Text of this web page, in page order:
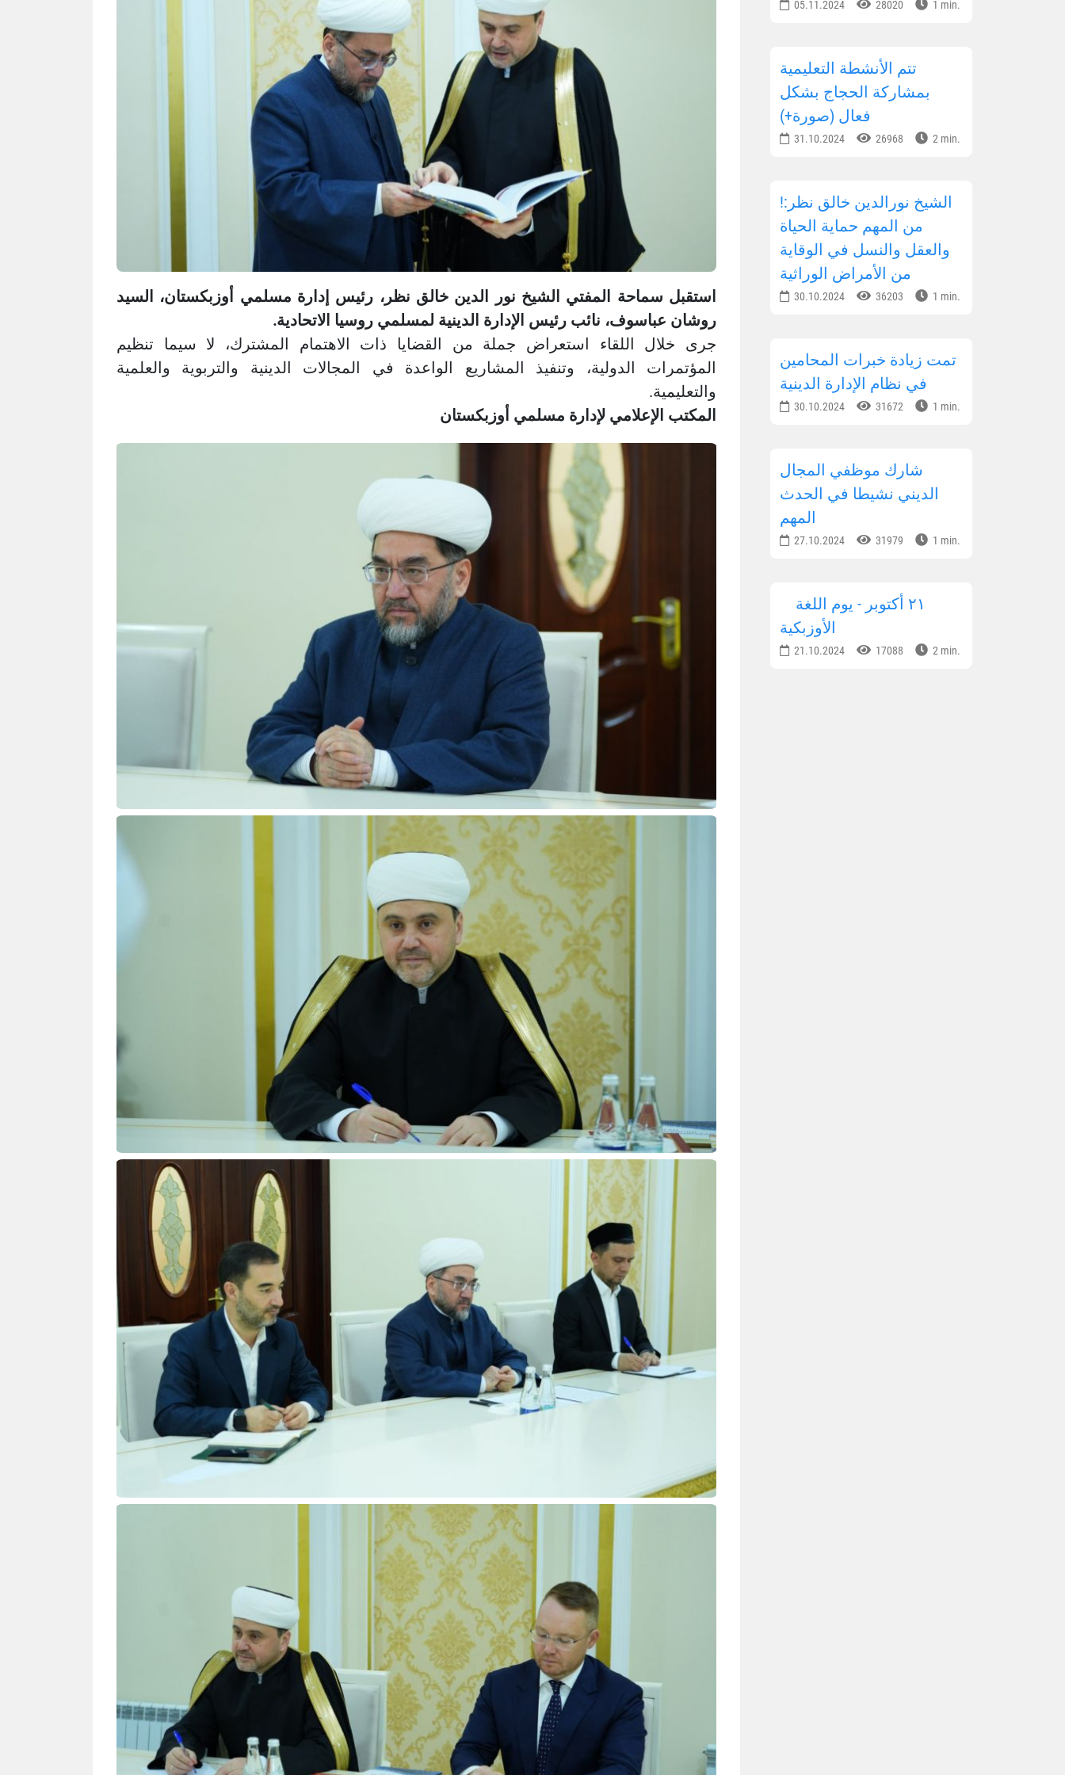
استقبل سماحة المفتي الشيخ نور الدين خالق نظر، رئيس إدارة مسلمي أوزبكستان، السيد
روشان عباسوف، نائب رئيس الإدارة الدينية لمسلمي روسيا الاتحادية.
جرى خلال اللقاء استعراض جملة من القضايا ذات الاهتمام المشترك، لا سيما تنظيم
المؤتمرات الدولية، وتنفيذ المشاريع الواعدة في المجالات الدينية والتربوية والعلمية
والتعليمية.
المكتب الإعلامي لإدارة مسلمي أوزبكستان
05.11.2024 28020 1 min.
تتم الأنشطة التعليمية
بمشاركة الحجاج بشكل
فعال (صورة+)
31.10.2024 26968 2 min.
!الشيخ نورالدين خالق نظر:
من المهم حماية الحياة
والعقل والنسل في الوقاية
من الأمراض الوراثية
30.10.2024 36203 1 min.
تمت زيادة خبرات المحامين
في نظام الإدارة الدينية
30.10.2024 31672 1 min.
شارك موظفي المجال
الديني نشيطا في الحدث
المهم
27.10.2024 31979 1 min.
الأوزبكية
21.10.2024 17088 2 min.